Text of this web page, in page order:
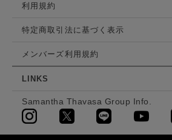
利用規約
特定商取引法に基づく表示
メンバーズ利用規約
LINKS
Samantha Thavasa Group Info.